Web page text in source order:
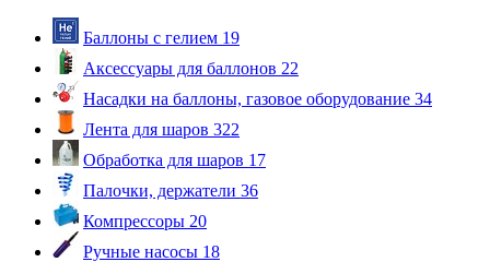
Баллоны с гелием 19
Аксессуары для баллонов 22
Насадки на баллоны, газовое оборудование 34
Лента для шаров 322
Обработка для шаров 17
Палочки, держатели 36
Компрессоры 20
Ручные насосы 18